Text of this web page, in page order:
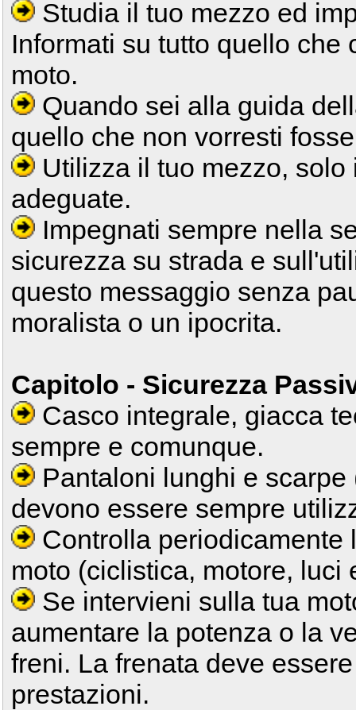
Studia il tuo mezzo ed
Informati su tutto quello che
moto.
Quando sei alla guida
quello che non vorresti
Utilizza il tuo mezzo,
adeguate.
Impegnati sempre nella
sicurezza su strada e
questo messaggio senza
moralista o un ipocrita.
Capitolo - Sicurezza
Casco integrale, giacca
sempre e comunque.
Pantaloni lunghi e
devono essere sempre
Controlla periodicamente
moto (ciclistica, motore,
Se intervieni sulla tua
aumentare la potenza o la
freni. La frenata deve
prestazioni.